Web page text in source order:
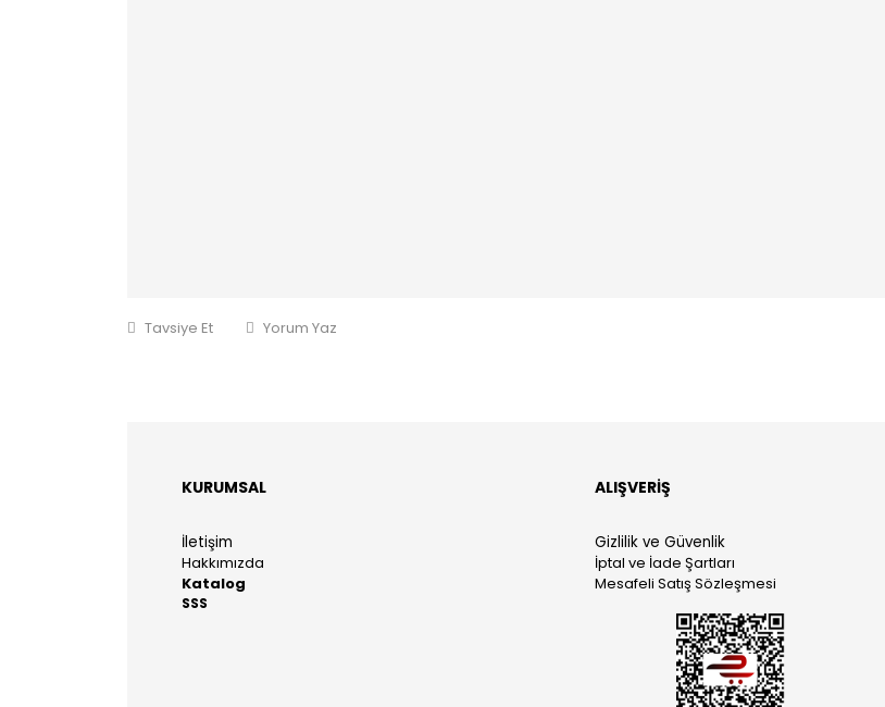
Tavsiye Et Yorum Yaz
KURUMSAL
İletişim
Hakkımızda
Katalog
SSS
ALIŞVERİŞ
Gizlilik ve Güvenlik
İptal ve İade Şartları
Mesafeli Satış Sözleşmesi